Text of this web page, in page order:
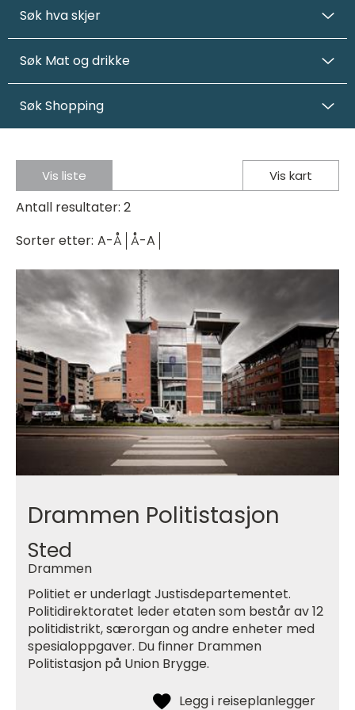
Søk hva skjer
Søk Mat og drikke
Søk Shopping
Vis liste Vis kart
Antall resultater: 2
Sorter etter: A-Å Å-A
Drammen Politistasjon
Sted
Drammen
Politiet er underlagt Justisdepartementet.
Politidirektoratet leder etaten som består av 12
politidistrikt, særorgan og andre enheter med
spesialoppgaver. Du finner Drammen
Politistasjon på Union Brygge.